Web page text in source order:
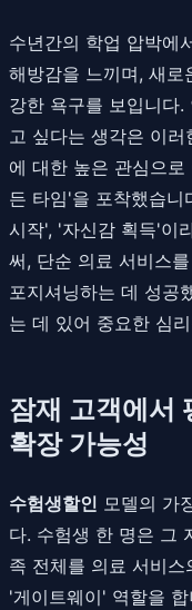
수년간의 학업 압박에
해방감을 느끼며, 새
강한 욕구를 보입니다
고 싶다는 생각은 이
에 대한 높은 관심으로
든 타임'을 포착했습
시작', '자신감 획득'이
써, 단순 의료 서비스
포지셔닝하는 데 성공
는 데 있어 중요한 심
잠재 고객에서
확장 가능성
수험생할인 모델의 가
다. 수험생 한 명은 그
족 전체를 의료 서비
'게이트웨이' 역할을